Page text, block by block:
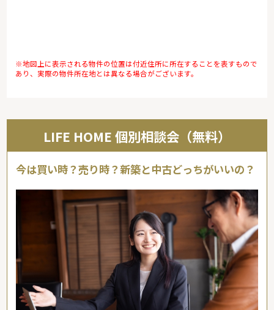
※地図上に表示される物件の位置は付近住所に所在することを表すもので
あり、実際の物件所在地とは異なる場合がございます。
LIFE HOME 個別相談会（無料）
今は買い時？売り時？新築と中古どっちがいいの？